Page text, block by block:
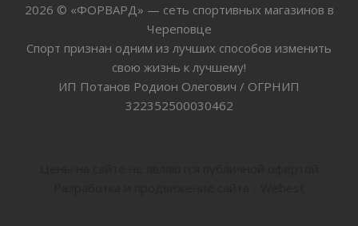
2026 © «ФОРВАРД» — сеть спортивных магазинов в
Череповце
Спорт признан одним из лучших способов изменить
свою жизнь к лучшему!
ИП Потанов Родион Олегович / ОГРНИП
322352500030462